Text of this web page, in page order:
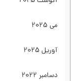
می 2025
آوریل 2025
دسامبر 2022